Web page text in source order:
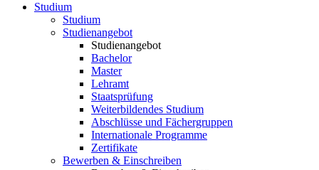
Studium
Studium
Studienangebot
Studienangebot
Bachelor
Master
Lehramt
Staatsprüfung
Weiterbildendes Studium
Abschlüsse und Fächergruppen
Internationale Programme
Zertifikate
Bewerben & Einschreiben